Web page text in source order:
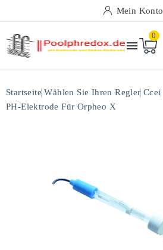
Mein Konto

0
Startseite Wählen Sie Ihren Regler Ccei
PH-Elektrode Für Orpheo X